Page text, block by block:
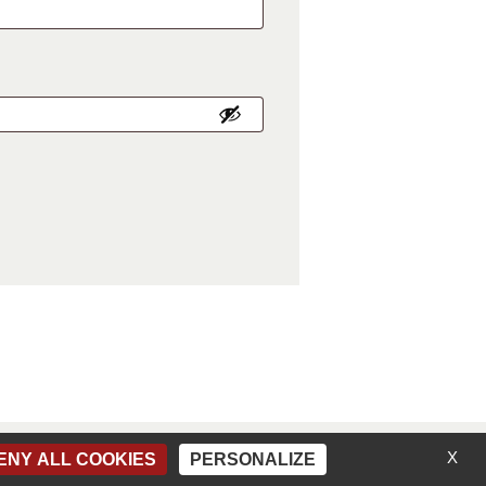
de vente X
ALL COOKIES PERSONALIZE